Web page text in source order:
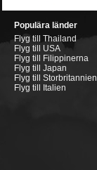
Populära länder
Flyg till Thailand
Flyg till USA
Flyg till Filippinerna
Flyg till Japan
Flyg till Storbritannien
Flyg till Italien